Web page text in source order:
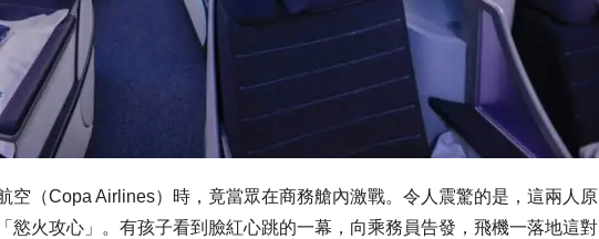
空（Copa Airlines）時，竟當眾在商務艙內激戰。令人震驚的是，這兩人原
慾火攻心」。有孩子看到臉紅心跳的一幕，向乘務員告發，飛機一落地這對